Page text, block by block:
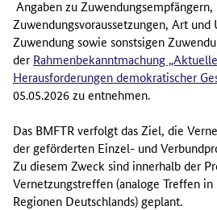
Angaben zu Zuwendungsempfängern,
Zuwendungsvoraussetzungen, Art
Zuwendung sowie sonstsigen
der Rahmenbekanntmachung
Herausforderungen demokratischer
05.05.2026 zu entnehmen.
Das BMFTR verfolgt das Ziel, die
der geförderten Einzel- und
Zu diesem Zweck sind innerhalb der
Vernetzungstreffen (analoge Treffen
Regionen Deutschlands) geplant.